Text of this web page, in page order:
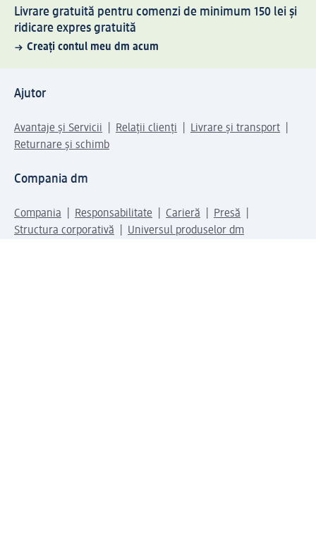
Livrare gratuită pentru comenzi de minimum 150 lei și
ridicare expres gratuită
Creați contul meu dm acum
Ajutor
Avantaje și Servicii Relații clienți
Livrare și transport
Returnare și schimb
Compania dm
Compania Responsabilitate Carieră
Presă
Structura corporativă
Universul produselor dm